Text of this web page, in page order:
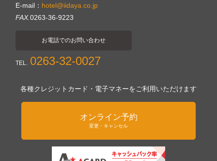
E-mail： hotel@iidaya.co.jp
FAX.0263-36-9223
お電話でのお問い合わせ
TEL. 0263-32-0027
各種クレジットカード・電子マネーをご利用いただけます
オンライン予約
変更・キャンセル